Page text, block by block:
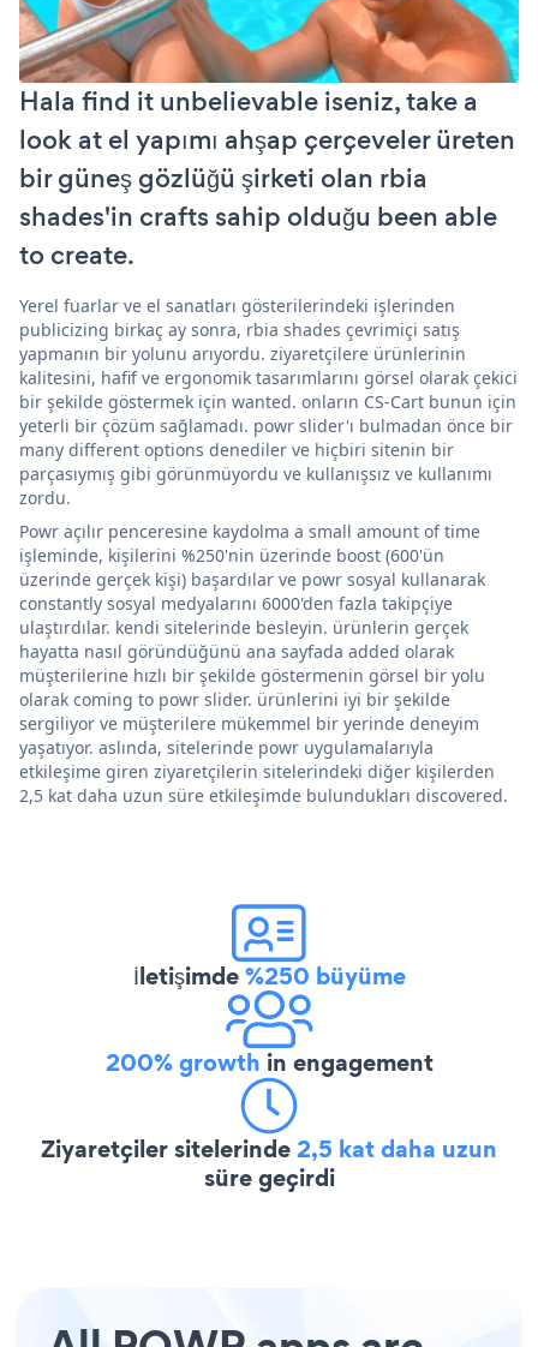
Hala find it unbelievable iseniz, take a
look at el yapımı ahşap çerçeveler üreten
bir güneş gözlüğü şirketi olan rbia
shades'in crafts sahip olduğu been able
to create.
Yerel fuarlar ve el sanatları gösterilerindeki işlerinden
publicizing birkaç ay sonra, rbia shades çevrimiçi satış
yapmanın bir yolunu arıyordu. ziyaretçilere ürünlerinin
kalitesini, hafif ve ergonomik tasarımlarını görsel olarak çekici
bir şekilde göstermek için wanted. onların CS-Cart bunun için
yeterli bir çözüm sağlamadı. powr slider'ı bulmadan önce bir
many different options denediler ve hiçbiri sitenin bir
parçasıymış gibi görünmüyordu ve kullanışsız ve kullanımı
zordu.
Powr açılır penceresine kaydolma a small amount of time
işleminde, kişilerini %250'nin üzerinde boost (600'ün
üzerinde gerçek kişi) başardılar ve powr sosyal kullanarak
constantly sosyal medyalarını 6000'den fazla takipçiye
ulaştırdılar. kendi sitelerinde besleyin. ürünlerin gerçek
hayatta nasıl göründüğünü ana sayfada added olarak
müşterilerine hızlı bir şekilde göstermenin görsel bir yolu
olarak coming to powr slider. ürünlerini iyi bir şekilde
sergiliyor ve müşterilere mükemmel bir yerinde deneyim
yaşatıyor. aslında, sitelerinde powr uygulamalarıyla
etkileşime giren ziyaretçilerin sitelerindeki diğer kişilerden
2,5 kat daha uzun süre etkileşimde bulundukları discovered.
İletişimde%250 büyüme
200% growth in engagement
Ziyaretçiler sitelerinde2,5 kat daha uzun
süre geçirdi